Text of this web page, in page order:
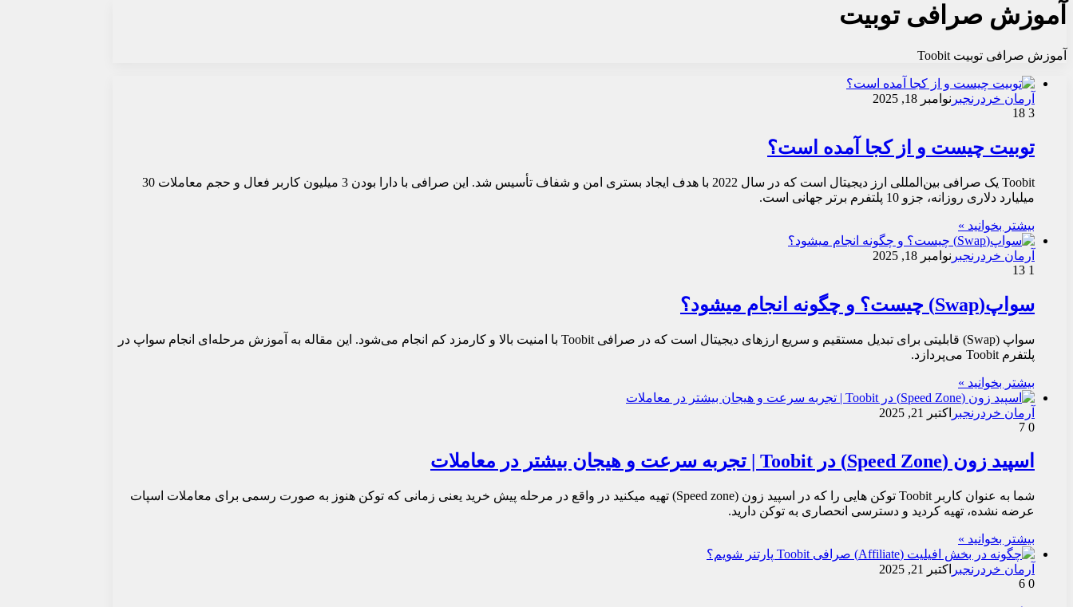
آموزش صرافی توبیت
آموزش صرافی توبیت Toobit
آرمان خردرنجبر نوامبر 18, 2025
3
توبیت چیست و از کجا آمده است؟
Toobit یک صرافی بین‌المللی ارز دیجیتال است که در سال 2022 با هدف ایجاد بستری امن و شفاف تأسیس شد. این صرافی با دارا بودن 3 میلیون کاربر فعال و حجم معاملات 30
میلیارد دلاری روزانه، جزو 10 پلتفرم برتر جهانی است.
بیشتر بخوانید »
آرمان خردرنجبر نوامبر 18, 2025
1
سواپ(Swap) چیست؟ و چگونه انجام میشود؟
سواپ (Swap) قابلیتی برای تبدیل مستقیم و سریع ارزهای دیجیتال است که در صرافی Toobit با امنیت بالا و کارمزد کم انجام می‌شود. این مقاله به آموزش مرحله‌ای انجام سواپ در
پلتفرم Toobit می‌پردازد.
بیشتر بخوانید »
آرمان خردرنجبر اکتبر 21, 2025
0
اسپید زون (Speed Zone) در Toobit | تجربه سرعت و هیجان بیشتر در معاملات
شما به عنوان کاربر Toobit توکن هایی را که در اسپید زون (Speed zone) تهیه میکنید در واقع در مرحله پیش خرید یعنی زمانی که توکن هنوز به صورت رسمی برای معاملات اسپات
عرضه نشده، تهیه کردید و دسترسی انحصاری به توکن دارید.
بیشتر بخوانید »
آرمان خردرنجبر اکتبر 21, 2025
0